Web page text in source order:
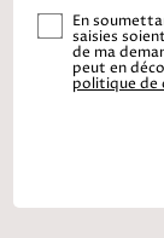
En
saisies
de ma
peut en
politique de